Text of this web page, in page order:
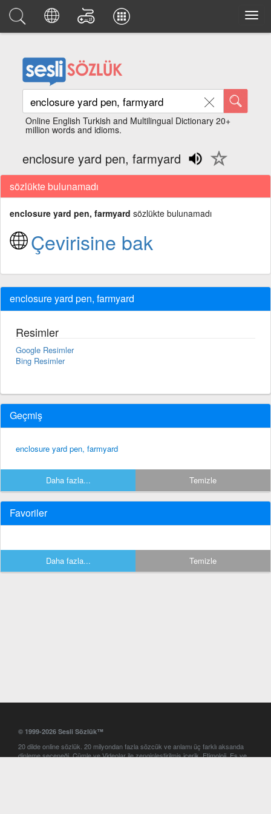
Online English Turkish and Multilingual Dictionary 20+
million words and idioms.
enclosure yard pen, farmyard
sözlükte bulunamadı
enclosure yard pen, farmyard sözlükte bulunamadı
Çevirisine bak
enclosure yard pen, farmyard
Resimler
Google Resimler
Bing Resimler
Geçmiş
enclosure yard pen, farmyard
Daha fazla... Temizle
Favoriler
Daha fazla... Temizle
© 1999-2026 Sesli Sözlük™
20 dilde online sözlük. 20 milyondan fazla sözcük ve anlamı üç farklı aksanda
dinleme seçeneği. Cümle ve Videolar ile zenginleştirilmiş içerik. Etimoloji, Eş ve